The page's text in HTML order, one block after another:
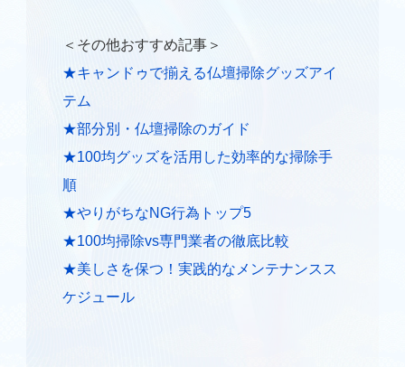
仏壇処分供養
お問い合わせ
＜その他おすすめ記事＞
★キャンドゥで揃える仏壇掃除グッズアイ
テム
★部分別・仏壇掃除のガイド
★100均グッズを活用した効率的な掃除手
順
★やりがちなNG行為トップ5
★100均掃除vs専門業者の徹底比較
★美しさを保つ！実践的なメンテナンスス
ケジュール